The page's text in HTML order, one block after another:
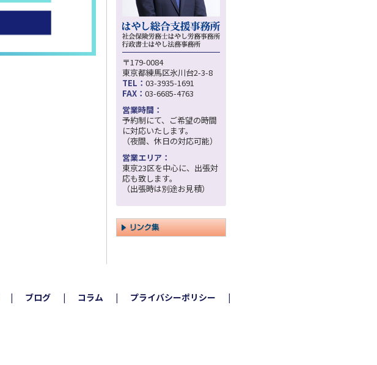
〒179-0084
東京都練馬区氷川台2-3-8
TEL： 03-3935-1691
FAX： 03-6685-4763
営業時間：
予約制にて、ご希望の時間
に対応いたします。
（夜間、休日の対応可能）
営業エリア：
東京23区を中心に、出張対
応も致します。
（出張時は別途お見積）
ブログ コラム
プライバシーポリシー